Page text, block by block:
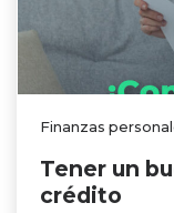
Finanzas
Tener un
crédito